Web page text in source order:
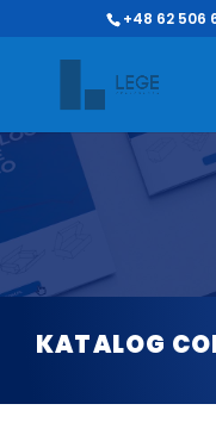
+48 62 506
KATALOG